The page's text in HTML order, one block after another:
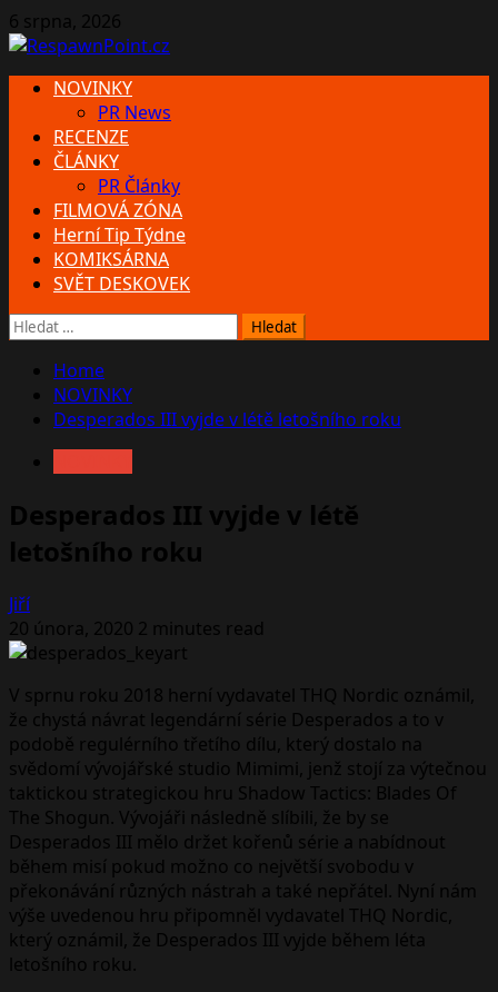
Skip
to
6 srpna, 2026
PrimaryNOVINKY
PR News
RECENZE
ČLÁNKY
PR Články
FILMOVÁ ZÓNA
Herní Tip Týdne
KOMIKSÁRNA
SVĚT DESKOVEK
Vyhledávání
Home
NOVINKY
Desperados III vyjde v létě letošního roku
Desperados III vyjde v létě
letošního roku
Jiří
20 února, 2020 2 minutes read
V sprnu roku 2018 herní vydavatel THQ Nordic oznámil,
že chystá návrat legendární série Desperados a to v
podobě regulérního třetího dílu, který dostalo na
svědomí vývojářské studio Mimimi, jenž stojí za výtečnou
taktickou strategickou hru Shadow Tactics: Blades Of
The Shogun. Vývojáři následně slíbili, že by se
Desperados III mělo držet kořenů série a nabídnout
během misí pokud možno co největší svobodu v
překonávání různých nástrah a také nepřátel. Nyní nám
výše uvedenou hru připomněl vydavatel THQ Nordic,
který oznámil, že Desperados III vyjde během léta
letošního roku.